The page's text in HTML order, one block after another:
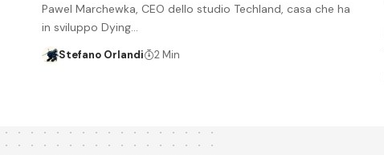
Pawel Marchewka, CEO dello studio Techland, casa che ha
in sviluppo Dying…
Stefano Orlandi 2 Min